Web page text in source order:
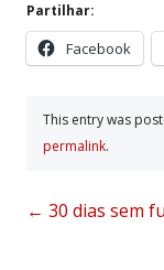
Partilhar:
Facebook
This entry was
permalink.
Post
← 30 dias sem